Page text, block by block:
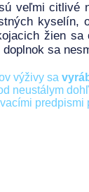
veľmi
kyselín,
žien
sa
výživy sa
neustálym